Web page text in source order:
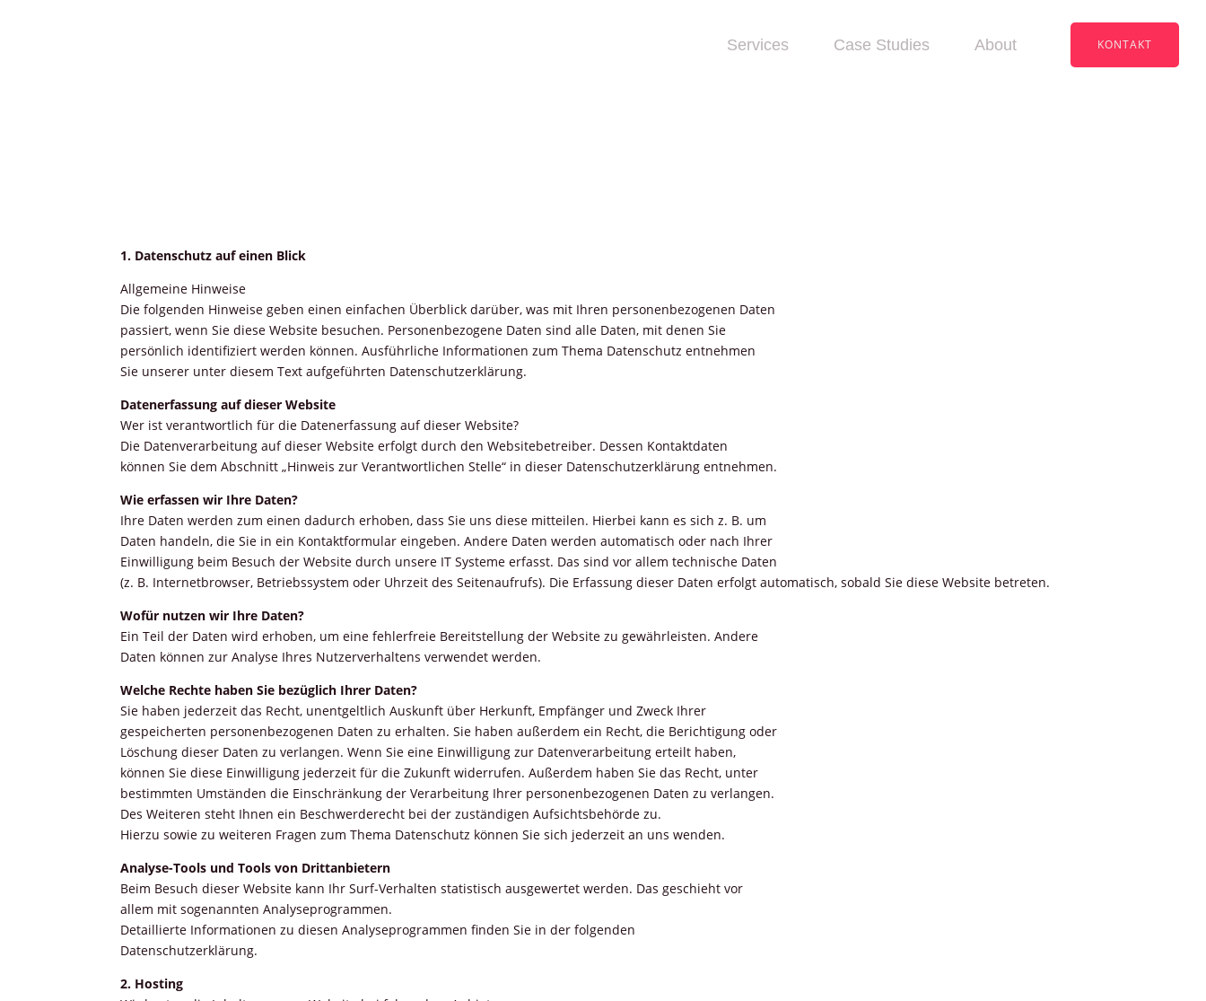
Services Case Studies About KONTAKT
1. Datenschutz auf einen Blick
Allgemeine Hinweise
Die folgenden Hinweise geben einen einfachen Überblick darüber, was mit Ihren personenbezogenen Daten
passiert, wenn Sie diese Website besuchen. Personenbezogene Daten sind alle Daten, mit denen Sie
persönlich identifiziert werden können. Ausführliche Informationen zum Thema Datenschutz entnehmen
Sie unserer unter diesem Text aufgeführten Datenschutzerklärung.
Datenerfassung auf dieser Website
Wer ist verantwortlich für die Datenerfassung auf dieser Website?
Die Datenverarbeitung auf dieser Website erfolgt durch den Websitebetreiber. Dessen Kontaktdaten
können Sie dem Abschnitt „Hinweis zur Verantwortlichen Stelle“ in dieser Datenschutzerklärung entnehmen.
Wie erfassen wir Ihre Daten?
Ihre Daten werden zum einen dadurch erhoben, dass Sie uns diese mitteilen. Hierbei kann es sich z. B. um
Daten handeln, die Sie in ein Kontaktformular eingeben. Andere Daten werden automatisch oder nach Ihrer
Einwilligung beim Besuch der Website durch unsere IT Systeme erfasst. Das sind vor allem technische Daten
(z. B. Internetbrowser, Betriebssystem oder Uhrzeitdes Seitenaufrufs). Die Erfassung dieser Daten erfolgt automatisch, sobald Sie diese Website betreten.
Wofür nutzen wir Ihre Daten?
Ein Teil der Daten wird erhoben, um eine fehlerfreie Bereitstellung der Website zu gewährleisten. Andere
Daten können zur Analyse Ihres Nutzerverhaltens verwendet werden.
Welche Rechte haben Sie bezüglich Ihrer Daten?
Sie haben jederzeit das Recht, unentgeltlich Auskunft über Herkunft, Empfänger und Zweck Ihrer
gespeicherten personenbezogenen Daten zu erhalten. Sie haben außerdem ein Recht, die Berichtigung oder
Löschung dieser Daten zu verlangen. Wenn Sie eine Einwilligung zur Datenverarbeitung erteilt haben,
können Sie diese Einwilligung jederzeit für die Zukunft widerrufen. Außerdem haben Sie das Recht, unter
bestimmten Umständen die Einschränkung der Verarbeitung Ihrer personenbezogenen Daten zu verlangen.
Des Weiteren steht Ihnen ein Beschwerderecht bei der zuständigen Aufsichtsbehörde zu.
Hierzu sowie zu weiteren Fragen zum Thema Datenschutz können Sie sich jederzeit an uns wenden.
Analyse-Tools und Tools von Drittanbietern
Beim Besuch dieser Website kann Ihr Surf-Verhalten statistisch ausgewertet werden. Das geschieht vor
allem mit sogenannten Analyseprogrammen.
Detaillierte Informationen zu diesen Analyseprogrammen finden Sie in der folgenden
Datenschutzerklärung.
2. Hosting